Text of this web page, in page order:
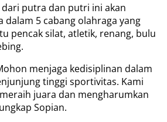
putra dan putri ini akan
dalam 5 cabang olahraga yang
pencak silat, atletik, renang, bulu
menjaga kedisiplinan dalam
tinggi sportivitas. Kami
juara dan mengharumkan
Sopian.